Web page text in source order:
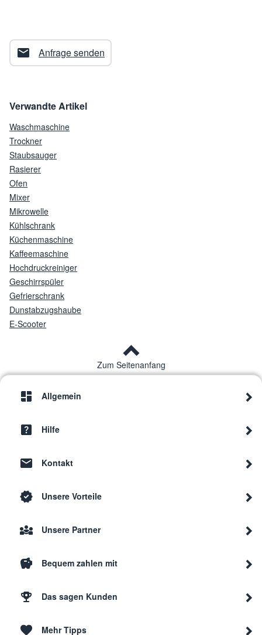
Anfrage senden
Verwandte Artikel
Waschmaschine
Trockner
Staubsauger
Rasierer
Ofen
Mixer
Mikrowelle
Kühlschrank
Küchenmaschine
Kaffeemaschine
Hochdruckreiniger
Geschirrspüler
Gefrierschrank
Dunstabzugshaube
E-Scooter
Zum Seitenanfang
Allgemein
Hilfe
Kontakt
Unsere Vorteile
Unsere Partner
Bequem zahlen mit
Das sagen Kunden
Mehr Tipps